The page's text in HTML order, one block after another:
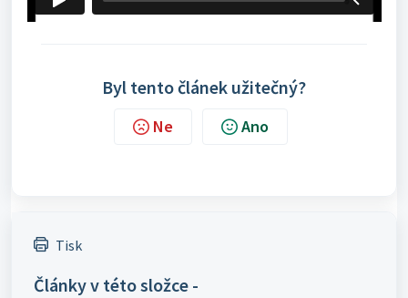
Byl tento článek užitečný?
Ne Ano
Tisk
Články v této složce -